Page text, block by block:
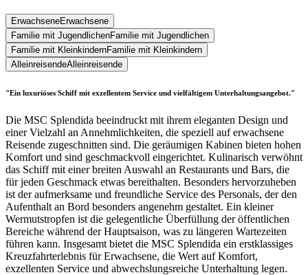
ErwachseneErwachsene
Familie mit JugendlichenFamilie mit Jugendlichen
Familie mit KleinkindernFamilie mit Kleinkindern
AlleinreisendeAlleinreisende
"Ein luxuriöses Schiff mit exzellentem Service und vielfältigem Unterhaltungsangebot."
Die MSC Splendida beeindruckt mit ihrem eleganten Design und
einer Vielzahl an Annehmlichkeiten, die speziell auf erwachsene
Reisende zugeschnitten sind. Die geräumigen Kabinen bieten hohen
Komfort und sind geschmackvoll eingerichtet. Kulinarisch verwöhnt
das Schiff mit einer breiten Auswahl an Restaurants und Bars, die
für jeden Geschmack etwas bereithalten. Besonders hervorzuheben
ist der aufmerksame und freundliche Service des Personals, der den
Aufenthalt an Bord besonders angenehm gestaltet. Ein kleiner
Wermutstropfen ist die gelegentliche Überfüllung der öffentlichen
Bereiche während der Hauptsaison, was zu längeren Wartezeiten
führen kann. Insgesamt bietet die MSC Splendida ein erstklassiges
Kreuzfahrterlebnis für Erwachsene, die Wert auf Komfort,
exzellenten Service und abwechslungsreiche Unterhaltung legen.